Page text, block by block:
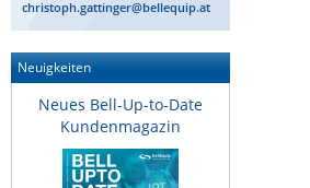
IEC Lock
Ihse
Kerlink
Kramer Electronics
KVM TEC
christoph.gattinger@bellequip.at
Neuigkeiten
Neues Bell-Up-to-Date
Kundenmagazin